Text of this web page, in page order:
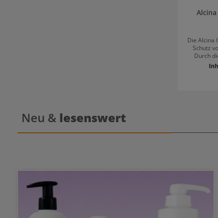
Die Alcina
Schutz
Durch
Neu & lesenswert